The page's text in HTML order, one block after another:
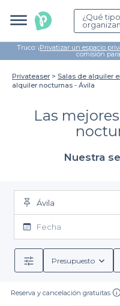
¿Qué
Truco: ¡Privatizar un espacio
comisión
Privateaser Salas de alquiler
alquiler nocturnas - Ávila
Las
Nuestra
Ávila
Fecha
Presupuesto
Reserva y cancelación gratuitas